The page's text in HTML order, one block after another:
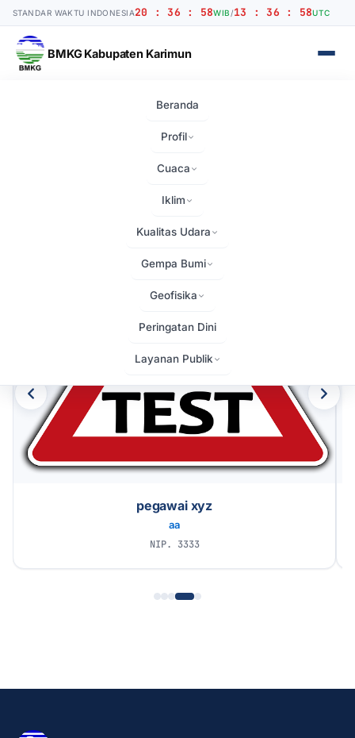
STANDAR WAKTU INDONESIA20 : 36 : 58WIB /13 : 36 : 58UTC
BMKG Kabupaten Karimun
Beranda
Profil
Cuaca
Iklim
Kualitas Udara
Gempa Bumi
Geofisika
Peringatan Dini
Layanan Publik
pegawai xyz
aa
NIP. 3333